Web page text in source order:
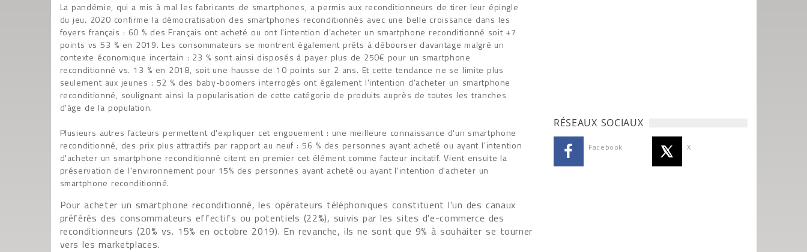
La pandémie, qui a mis à mal les fabricants de smartphones, a permis aux reconditionneurs de tirer leur épingle
du jeu. 2020 confirme la démocratisation des smartphones reconditionnés avec une belle croissance dans les
foyers français : 60 % des Français ont acheté ou ont l'intention d'acheter un smartphone reconditionné soit +7
points vs 53 % en 2019. Les consommateurs se montrent également prêts à débourser davantage malgré un
contexte économique incertain : 23 % sont ainsi disposés à payer plus de 250€ pour un smartphone
reconditionné vs. 13 % en 2018, soit une hausse de 10 points sur 2 ans. Et cette tendance ne se limite plus
seulement aux jeunes : 52 % des baby-boomers interrogés ont également l'intention d'acheter un smartphone
reconditionné, soulignant ainsi la popularisation de cette catégorie de produits auprès de toutes les tranches
d'âge de la population.
Plusieurs autres facteurs permettent d'expliquer cet engouement : une meilleure connaissance d'un smartphone
reconditionné, des prix plus attractifs par rapport au neuf : 56 % des personnes ayant acheté ou ayant l'intention
d'acheter un smartphone reconditionné citent en premier cet élément comme facteur incitatif. Vient ensuite la
préservation de l'environnement pour 15% des personnes ayant acheté ou ayant l'intention d'acheter un
smartphone reconditionné.
Pour acheter un smartphone reconditionné, les opérateurs téléphoniques constituent l'un des canaux
préférés des consommateurs effectifs ou potentiels (22%), suivis par les sites d'e-commerce des
reconditionneurs (20% vs. 15% en octobre 2019). En revanche, ils ne sont que 9% à souhaiter se tourner
vers les marketplaces.
RÉSEAUX SOCIAUX
Facebook X